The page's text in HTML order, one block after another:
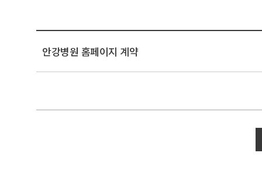
안강병원 홈페이지 계약